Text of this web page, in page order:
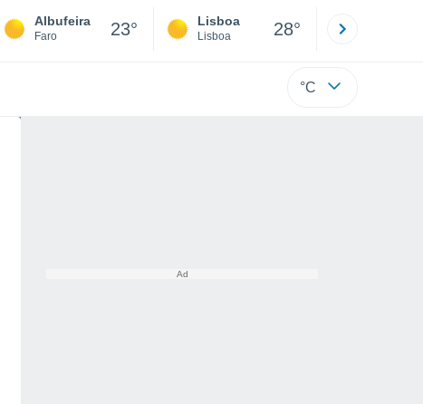
Albufeira
Faro 23° Lisboa
Lisboa 28°
°C